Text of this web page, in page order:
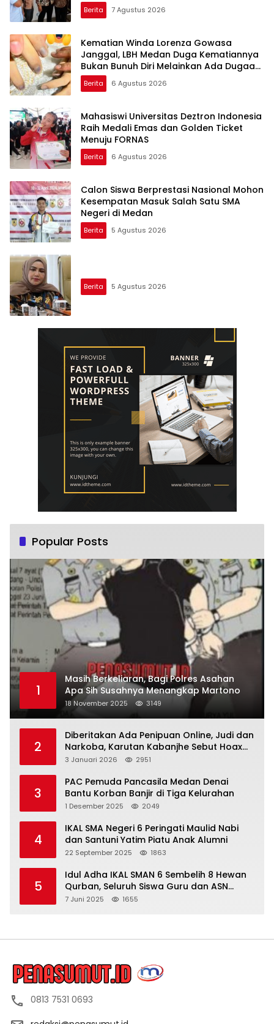
Berita 7 Agustus 2026
Kematian Winda Lorenza Gowasa
Janggal, LBH Medan Duga Kematiannya
Bukan Bunuh Diri Melainkan Ada Dugaan
Tundak Pidana
Berita 6 Agustus 2026
Mahasiswi Universitas Deztron Indonesia
Raih Medali Emas dan Golden Ticket
Menuju FORNAS
Berita 6 Agustus 2026
Calon Siswa Berprestasi Nasional Mohon
Kesempatan Masuk Salah Satu SMA
Negeri di Medan
Berita 5 Agustus 2026
Berita 5 Agustus 2026
Popular Posts
1
Masih Berkeliaran, Bagi Polres Asahan
Apa Sih Susahnya Menangkap Martono
18 November 2025 3149
2
Diberitakan Ada Penipuan Online, Judi dan
Narkoba, Karutan Kabanjhe Sebut Hoax
dan Berita Tak Beryanggungjawab
3 Januari 2026 2951
3
PAC Pemuda Pancasila Medan Denai
Bantu Korban Banjir di Tiga Kelurahan
1 Desember 2025 2049
4
IKAL SMA Negeri 6 Peringati Maulid Nabi
dan Santuni Yatim Piatu Anak Alumni
22 September 2025 1863
5
Idul Adha IKAL SMAN 6 Sembelih 8 Hewan
Qurban, Seluruh Siswa Guru dan ASN
Dapat Daging
7 Juni 2025 1655
0813 7531 0693